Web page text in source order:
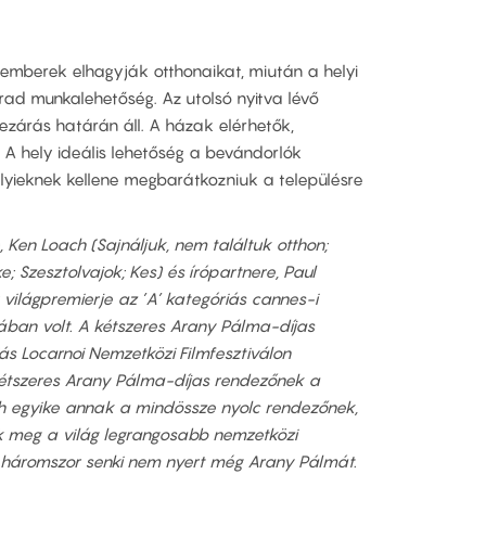
elhagyják otthonaikat, miután a helyi
munkalehetőség. Az utolsó nyitva lévő
határán áll. A házak elérhetők,
hely ideális lehetőség a bevándorlók
kellene megbarátkozniuk a településre
Loach (Sajnáljuk, nem találtuk otthon;
Szesztolvajok; Kes) és írópartnere, Paul
az ’A’ kategóriás cannes-i
volt. A kétszeres Arany Pálma-díjas
Locarnoi Nemzetközi Filmfesztiválon
Arany Pálma-díjas rendezőnek a
egyike annak a mindössze nyolc rendezőnek,
a világ legrangosabb nemzetközi
senki nem nyert még Arany Pálmát.